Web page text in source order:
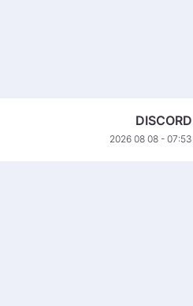
DISCORD
2026 08 08 - 07:53